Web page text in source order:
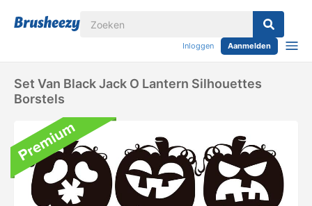
Inloggen Aanmelden
Set Van Black Jack O Lantern Silhouettes
Borstels